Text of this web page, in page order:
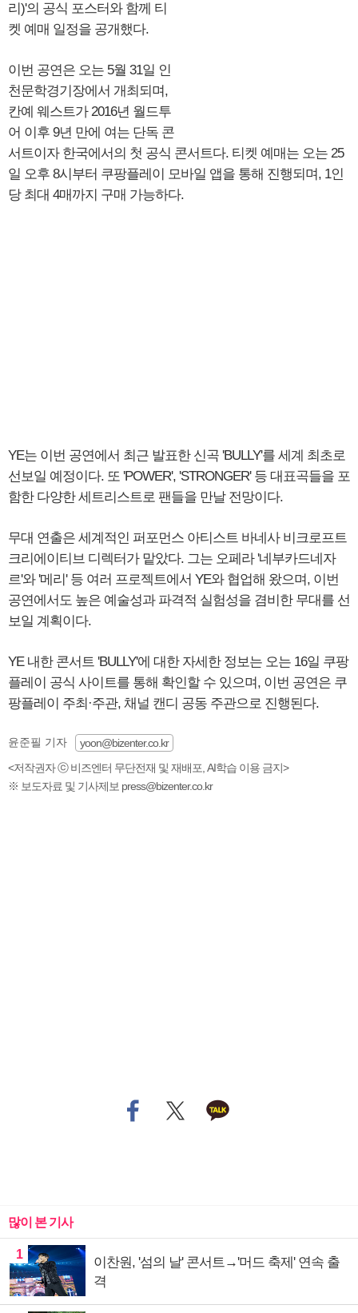
리)'의 공식 포스터와 함께 티
켓 예매 일정을 공개했다.
이번 공연은 오는 5월 31일 인
천문학경기장에서 개최되며,
칸예 웨스트가 2016년 월드투
어 이후 9년 만에 여는 단독 콘
서트이자 한국에서의 첫 공식 콘서트다. 티켓 예매는 오는 25
일 오후 8시부터 쿠팡플레이 모바일 앱을 통해 진행되며, 1인
당 최대 4매까지 구매 가능하다.
YE는 이번 공연에서 최근 발표한 신곡 'BULLY'를 세계 최초로
선보일 예정이다. 또 'POWER', 'STRONGER' 등 대표곡들을 포
함한 다양한 세트리스트로 팬들을 만날 전망이다.
무대 연출은 세계적인 퍼포먼스 아티스트 바네사 비크로프트
크리에이티브 디렉터가 맡았다. 그는 오페라 '네부카드네자
르'와 '메리' 등 여러 프로젝트에서 YE와 협업해 왔으며, 이번
공연에서도 높은 예술성과 파격적 실험성을 겸비한 무대를 선
보일 계획이다.
YE 내한 콘서트 'BULLY'에 대한 자세한 정보는 오는 16일 쿠팡
플레이 공식 사이트를 통해 확인할 수 있으며, 이번 공연은 쿠
팡플레이 주최·주관, 채널 캔디 공동 주관으로 진행된다.
윤준필 기자
yoon@bizenter.co.kr
<저작권자 ⓒ 비즈엔터 무단전재 및 재배포, AI학습 이용 금지>
※ 보도자료 및 기사제보 press@bizenter.co.kr
많이 본 기사
1
이찬원, '섬의 날' 콘서트→'머드 축제' 연속 출
격